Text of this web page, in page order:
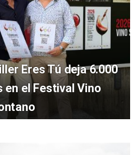
Eres Tú deja 6.000
el Festival Vino